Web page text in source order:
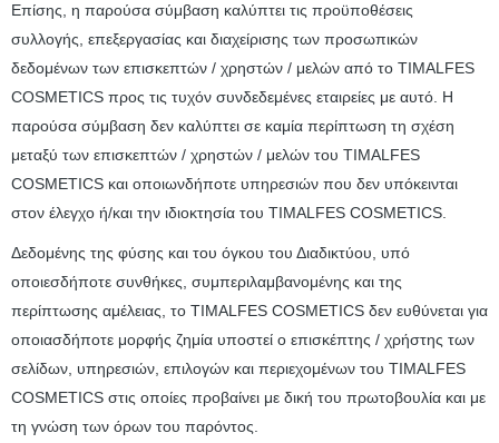
Επίσης, η παρούσα σύμβαση καλύπτει τις προϋποθέσεις
συλλογής, επεξεργασίας και διαχείρισης των προσωπικών
δεδομένων των επισκεπτών / χρηστών / μελών από το TIMALFES
COSMETICS προς τις τυχόν συνδεδεμένες εταιρείες με αυτό. Η
παρούσα σύμβαση δεν καλύπτει σε καμία περίπτωση τη σχέση
μεταξύ των επισκεπτών / χρηστών / μελών του TIMALFES
COSMETICS και οποιωνδήποτε υπηρεσιών που δεν υπόκεινται
στον έλεγχο ή/και την ιδιοκτησία του TIMALFES COSMETICS.
Δεδομένης της φύσης και του όγκου του Διαδικτύου, υπό
οποιεσδήποτε συνθήκες, συμπεριλαμβανομένης και της
περίπτωσης αμέλειας, το TIMALFES COSMETICS δεν ευθύνεται για
οποιασδήποτε μορφής ζημία υποστεί ο επισκέπτης / χρήστης των
σελίδων, υπηρεσιών, επιλογών και περιεχομένων του TIMALFES
COSMETICS στις οποίες προβαίνει με δική του πρωτοβουλία και με
τη γνώση των όρων του παρόντος.